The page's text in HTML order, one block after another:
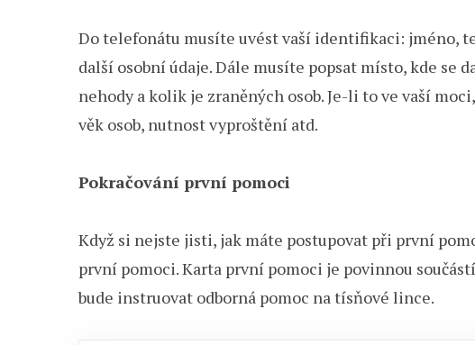
Do telefonátu musíte uvést vaší identifikaci: jméno,
další osobní údaje. Dále musíte popsat místo, kde se
nehody a kolik je zraněných osob. Je-li to ve vaší
věk osob, nutnost vyproštění atd.
Pokračování první pomoci
Když si nejste jisti, jak máte postupovat při první
první pomoci. Karta první pomoci je povinnou
bude instruovat odborná pomoc na tísňové lince.